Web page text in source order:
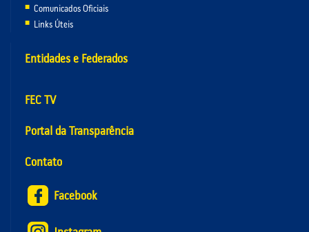
Comunicados Oficiais
Links Úteis
Entidades e Federados
FEC TV
Portal da Transparência
Contato
Facebook